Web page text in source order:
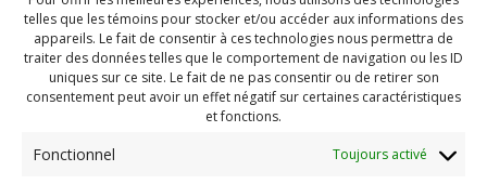
telles que les témoins pour stocker et/ou accéder aux informations des
appareils. Le fait de consentir à ces technologies nous permettra de
traiter des données telles que le comportement de navigation ou les ID
uniques sur ce site. Le fait de ne pas consentir ou de retirer son
consentement peut avoir un effet négatif sur certaines caractéristiques
et fonctions.
Fonctionnel Toujours activé